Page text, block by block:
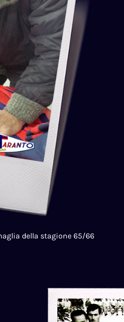
della stagione 65/66